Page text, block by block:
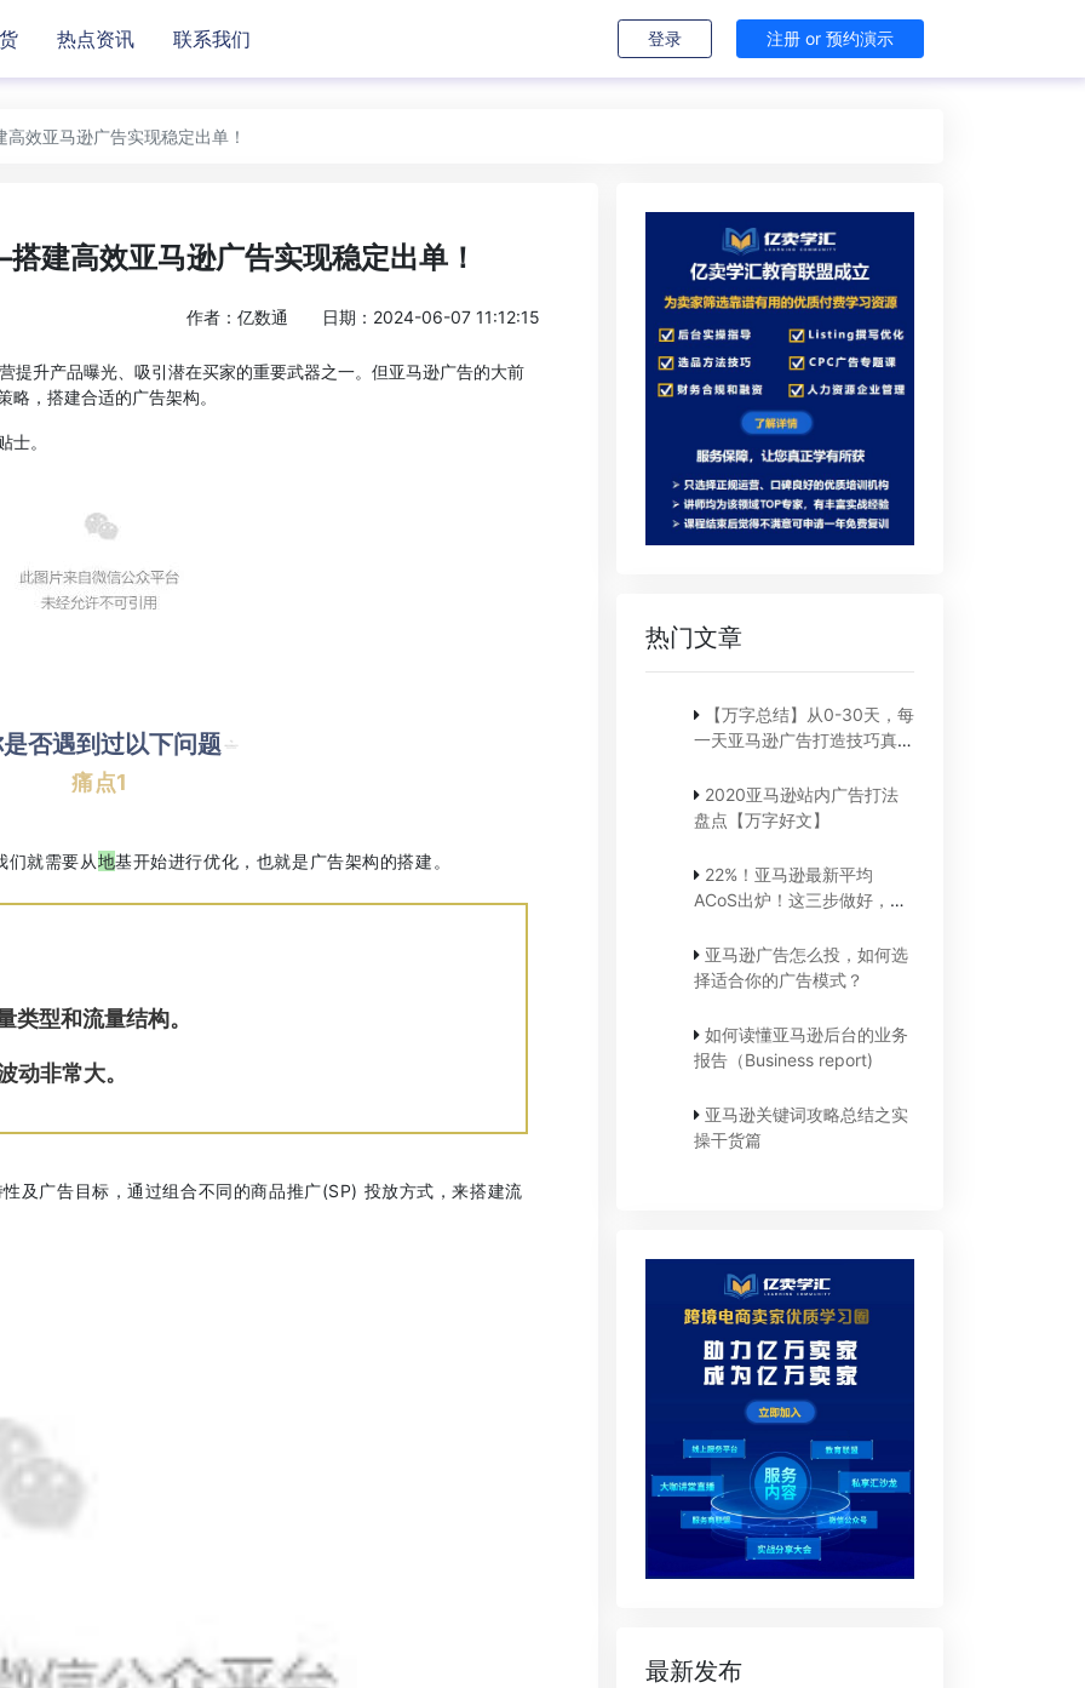
热点资讯 联系我们 登录 注册 or 预约演示
效亚马逊广告实现稳定出单！
建高效亚马逊广告实现稳定出单！
作者：亿数通 日期：2024-06-07 11:12:15
升产品曝光、吸引潜在买家的重要武器之一。但亚马逊广告的大前
，搭建合适的广告架构。
士。
否遇到过以下问题
痛点1
就需要从地基开始进行优化，也就是广告架构的搭建。
类型和流量结构。
动非常大。
及广告目标，通过组合不同的商品推广(SP) 投放方式，来搭建流
热门文章
【万字总结】从0-30天，每
一天亚马逊广告打造技巧真实
2020亚马逊站内广告打法
盘点【万字好文】
22%！亚马逊最新平均
ACoS出炉！这三步做好，
亚马逊广告怎么投，如何选
择适合你的广告模式？
如何读懂亚马逊后台的业务
报告（Business report)
亚马逊关键词攻略总结之实
操干货篇
最新发布